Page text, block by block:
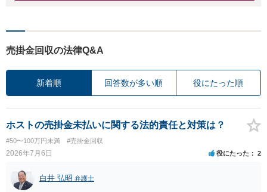
売掛金回収の法律Q&A
新着順 回答数が多い順 役にたった順
ホストの売掛金未払いに関する法的責任と対策は？
#50〜100万円未満 #売掛金回収
2026年7月6日 役にたった 2
白井 弘昭 弁護士